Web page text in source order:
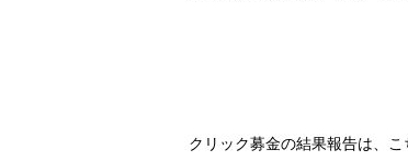
クリック募金の結果報告は、